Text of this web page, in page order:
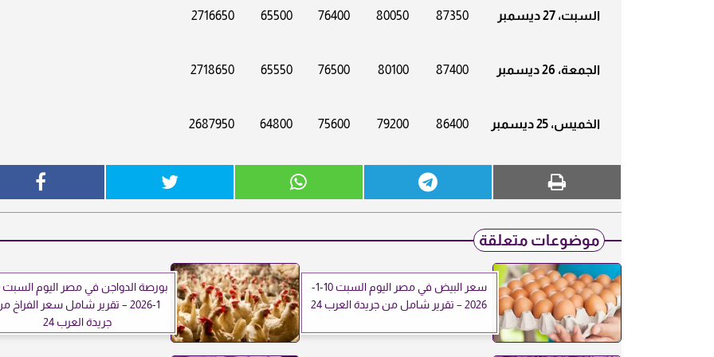
السبت، 27 ديسمبر 87350
80050
76400
65500
2716650
الجمعة، 26 ديسمبر 87400
80100
76500
65550
2718650
الخميس، 25 ديسمبر 86400
79200
75600
64800
2687950
موضوعات متعلقة
سعر البيض في مصر اليوم السبت 10-1-
2026 – تقرير شامل من جريدة العرب 24
1-2026 – تقرير شامل سعر الفراخ
جريدة العرب 24